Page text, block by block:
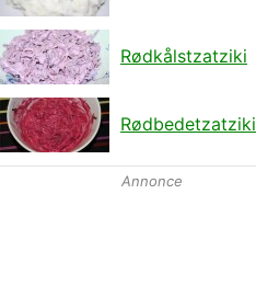
Rødkålstzatziki
Rødbedetzatziki
Annonce